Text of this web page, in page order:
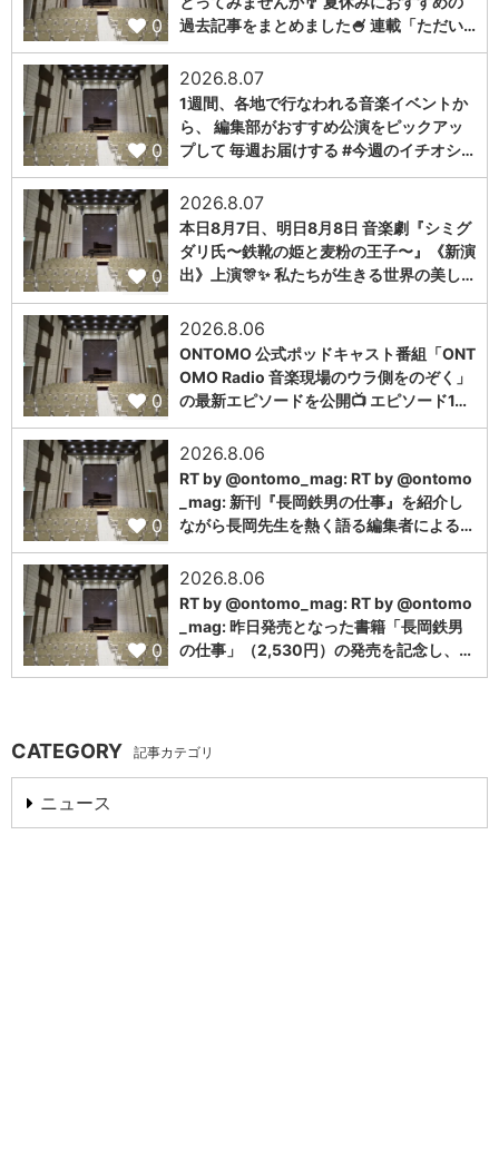
0
過去記事をまとめました🍧 連載「ただい…
0
2026.8.07
1週間、各地で行なわれる音楽イベントか
ら、 編集部がおすすめ公演をピックアッ
プして 毎週お届けする #今週のイチオシ…
0
2026.8.07
本日8月7日、明日8月8日 音楽劇『シミグ
ダリ氏〜鉄靴の姫と麦粉の王子〜』《新演
出》上演🎊✨ 私たちが生きる世界の美し…
0
2026.8.06
ONTOMO 公式ポッドキャスト番組「ONT
OMO Radio 音楽現場のウラ側をのぞく」
の最新エピソードを公開📺 エピソード1…
0
2026.8.06
RT by @ontomo_mag: RT by @ontomo
_mag: 新刊『長岡鉄男の仕事』を紹介し
ながら長岡先生を熱く語る編集者による…
0
2026.8.06
RT by @ontomo_mag: RT by @ontomo
_mag: 昨日発売となった書籍「長岡鉄男
の仕事」（2,530円）の発売を記念し、…
CATEGORY 記事カテゴリ
ニュース